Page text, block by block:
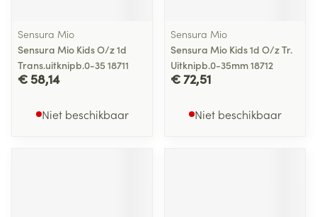
Sensura Mio
Sensura Mio Kids O/z 1d
Trans.uitknipb.0-35 18711
€ 58,14
Niet beschikbaar
Sensura Mio
Sensura Mio Kids 1d O/z Tr.
Uitknipb.0-35mm 18712
€ 72,51
Niet beschikbaar